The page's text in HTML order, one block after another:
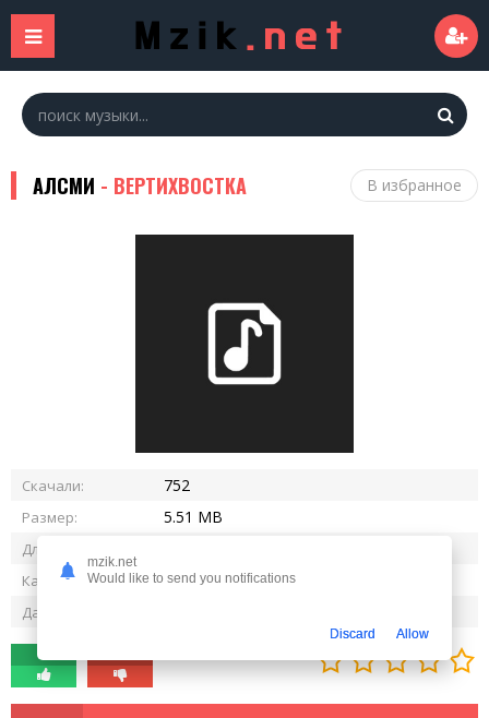
АЛСМИ - ВЕРТИХВОСТКА В избранное
Скачали: 752
Размер: 5.51 MB
Длительность:
Качество: 320 kbps
Дата релиза:
mzik.net
Would like to send you notifications
Discard Allow